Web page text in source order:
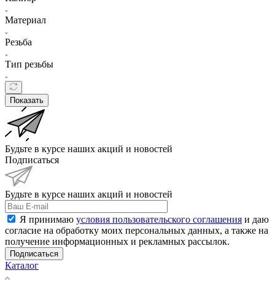
Материал
Резьба
Тип резьбы
Показать
Будьте в курсе наших акций и новостей
Подписаться
Будьте в курсе наших акций и новостей
Я принимаю условия пользовательского соглашения и даю
согласие на обработку моих персональных данных, а также на
получение информационных и рекламных рассылок.
Подписаться
Каталог